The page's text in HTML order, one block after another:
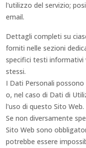
l'utilizzo del servizio;
email.
Dettagli completi su
forniti nelle sezioni
specifici testi informativi
stessi.
I Dati Personali
o, nel caso di Dati di
l'uso di questo Sito Web.
Se non diversamente
Sito Web sono
potrebbe essere